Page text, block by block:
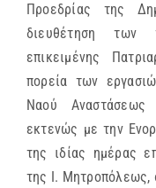
Προεδρίας της
διευθέτηση των
επικειμένης
πορεία των
Ναού Αναστάσεως
εκτενώς με την
της ιδίας ημέρας
της Ι. Μητροπόλεως,